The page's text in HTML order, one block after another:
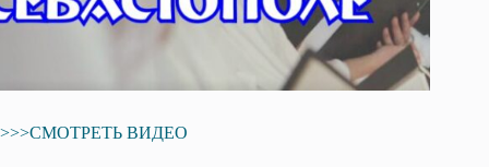
>>>СМОТРЕТЬ ВИДЕО